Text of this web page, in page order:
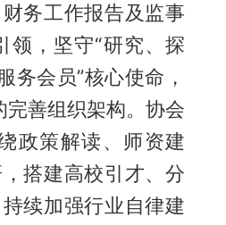
务工作报告及监事
领，坚守“研究、探
务会员”核心使命，
完善组织架构。协会
政策解读、师资建
搭建高校引才、分
续加强行业自律建